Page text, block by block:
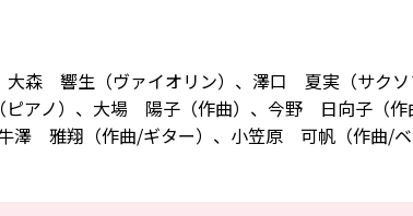
森 響生（ヴァイオリン）、澤口 夏実（サクソ
アノ）、大場 陽子（作曲）、今野 日向子（作
澤 雅翔（作曲/ギター）、小笠原 可帆（作曲/ベ